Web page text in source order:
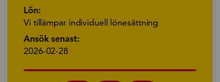
Lön:
Vi tillämpar individuell lönesättning
Ansök senast:
2026-02-28